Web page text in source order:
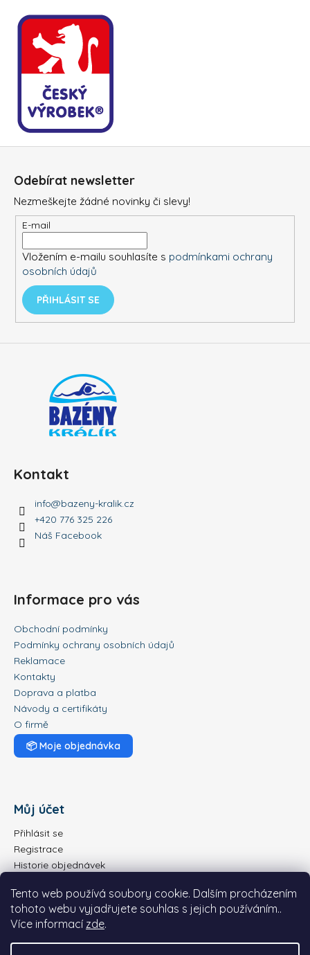
Tento web používá soubory cookie. Dalším procházením
tohoto webu vyjadřujete souhlas s jejich používáním..
Více informací zde.
Odebírat newsletter
Nezmeškejte žádné novinky či slevy!
E-mail
Vložením e-mailu souhlasíte s podmínkami ochrany
osobních údajů
PŘIHLÁSIT SE
Kontakt
info@bazeny-kralik.cz
+420 776 325 226
Náš Facebook
Informace pro vás
Obchodní podmínky
Podmínky ochrany osobních údajů
Reklamace
Kontakty
Doprava a platba
Návody a certifikáty
O firmě
📦Moje objednávka
Můj účet
Přihlásit se
Registrace
Historie objednávek